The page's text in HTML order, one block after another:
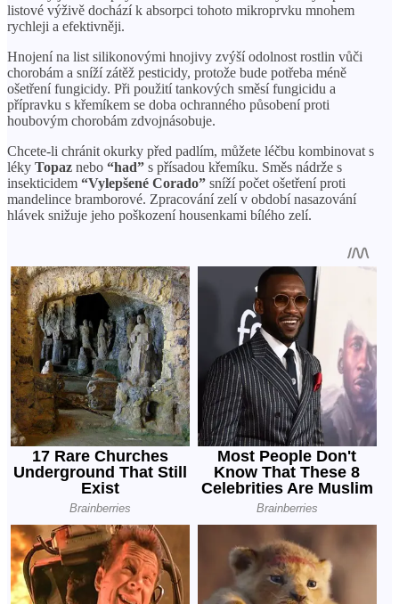
listové výživě dochází k absorpci tohoto mikroprvku mnohem
rychleji a efektivněji.
Hnojení na list silikonovými hnojivy zvýší odolnost rostlin vůči
chorobám a sníží zátěž pesticidy, protože bude potřeba méně
ošetření fungicidy. Při použití tankových směsí fungicidu a
přípravku s křemíkem se doba ochranného působení proti
houbovým chorobám zdvojnásobuje.
Chcete-li chránit okurky před padlím, můžete léčbu kombinovat s
léky Topaz nebo “had” s přísadou křemíku. Směs nádrže s
insekticidem “Vylepšené Corado” sníží počet ošetření proti
mandelince bramborové. Zpracování zelí v období nasazování
hlávek snižuje jeho poškození housenkami bílého zelí.